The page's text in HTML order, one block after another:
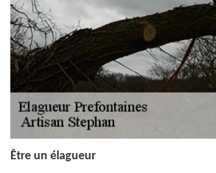
Être un élagueur